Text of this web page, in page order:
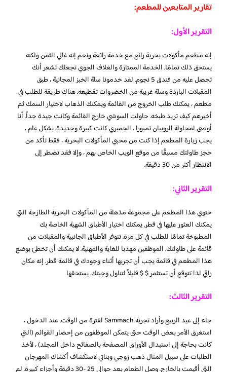
تقارير المتابعين للمطعم:
التقرير الأول:
إنه مطعم مأكولات بحرية رائع مع خدمة رائعة ونعم إنه غالي الثمن ولكنه
يستحق ذلك تمامًا. الخدمة الممتازة والغلاف الجوي تجعلك تشعر أنك
تحصل عليه من فندق 5 نجوم. لقد خدمونا سلة الخبز المجانية ، طبق
المقبلات الباردة وسلة غريبة من الخضروات تقطيعه. هناك طريقة للطلب في
مطعم ، يمكنك طلب الخروج من القائمة ويمكنك الذهاب لاختيار السمك ثم
أخبرهم كيف تريد طبخه. حاولت السوشي خارج القائمة وكانت جيدة جداً. أنا
أوصى لمحاولة الروبيان تمبورا ، الجمبري كانت كبيرة وجديدة. بشكل عام ،
يجب زيارة المطعم إذا كنت من محبي المأكولات البحرية ، فقط تأكد من
حجز طاولتك مسبقًا من موقع الويب الخاص بهم ، وإلا فقد تضطر إلى
الانتظار أكثر من 30 دقيقة.
التقرير الثاني:
حتوي هذا المطعم على مجموعة مذهلة من المأكولات البحرية الطازجة التي
يمكنك العثور عليها في قطر. يمكنك اختيار الأطباق الشهية الخاصة بك
المطبوخة تمامًا للطلب في كل مرة. تتوفر الأطباق الجانبية والمقبلات من
قائمة على طاولتك. الموظفين مهذبا للغاية والمهنية. لا يمكنك أن تخطئ بوضع
هذا المطعم في قائمة يجب أن تجربها أثناء وجودك في قائمة قطر. إنه مكان
راقي لذا تتوقع أن تستثمر $ $ قليلاً لتناول وجبتك. يستحقها
التقرير الثالث:
جاء إلى عيد الربيع وأراد تجربة Sammach لفترة من الوقت. عند الدخول ،
استغرق الأمر بعض الوقت حتى يتمكن الموظفون من إحضار القوائم (التي
كانت بحاجة إلى استبدال الأوراق المصفحة بالصفائح داخل المجلد) ، لأخذ
الطلبات على سبيل المثال ذهب زوجي وبناتي لاستكشاف أكشاك المهرجان